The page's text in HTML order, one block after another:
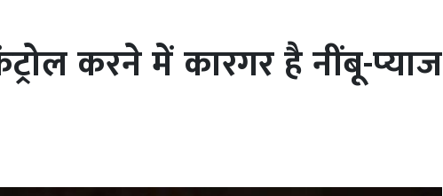
करने में कारगर है नींबू-प्‍याज